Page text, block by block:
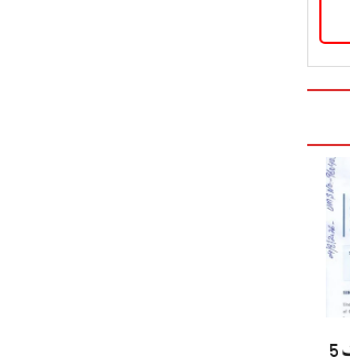
لیسکو SDO مزنگ محمد علی ریاض کے خلاف 5